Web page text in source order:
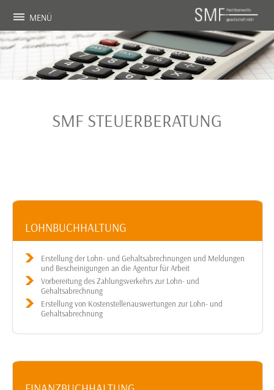
MENÜ
RECHT
COMPLIANCE
KARRIERESMF STEUERBERATUNG
LOHNBUCHHALTUNG
Erstellung der Lohn- und Gehaltsabrechnungen und Meldungen
und Bescheinigungen an die Agentur für Arbeit
Vorbereitung des Zahlungsverkehrs zur Lohn- und
Gehaltsabrechnung
Erstellung von Kostenstellenauswertungen zur Lohn- und
Gehaltsabrechnung